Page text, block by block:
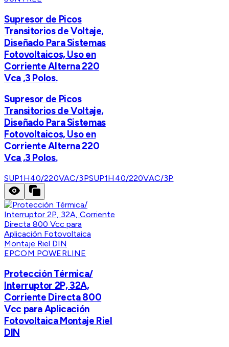
Supresor de Picos
Transitorios de Voltaje,
Diseñado Para Sistemas
Fotovoltaicos, Uso en
Corriente Alterna 220
Vca ,3 Polos.
Supresor de Picos
Transitorios de Voltaje,
Diseñado Para Sistemas
Fotovoltaicos, Uso en
Corriente Alterna 220
Vca ,3 Polos.
SUP1H40/220VAC/3PSUP1H40/220VAC/3P
EPCOM POWERLINE
Protección Térmica/
Interruptor 2P, 32A,
Corriente Directa 800
Vcc para Aplicación
Fotovoltaica Montaje Riel
DIN